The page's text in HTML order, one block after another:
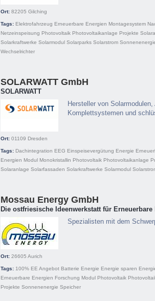
Ort: 82205 Gilching
Tags: Elektrofahrzeug Erneuerbare Energien Montagesystem
Netzeinspeisung Photovoltaik Photovoltaikanlage Projekte
Solarkraftwerke Solarmodul Solarparks Solarstrom
Wechselrichter
SOLARWATT GmbH
SOLARWATT
Hersteller von
Komplettsystemen und
Ort: 01109 Dresden
Tags: Dachintegration EEG Einspeisevergütung Energie
Energien Modul Monokristallin Photovoltaik Photovoltaikanlage
Solaranlage Solarfassaden Solarkraftwerke Solarmodul
Mossau Energy GmbH
Die ostfriesische Ideenwerkstatt für Erneuerbare
Spezialisten mit dem
Ort: 26605 Aurich
Tags: 100% EE Angebot Batterie Energie Energie sparen
Erneuerbare Energien Forschung Modul Photovoltaik
Projekte Sonnenenergie Speicher